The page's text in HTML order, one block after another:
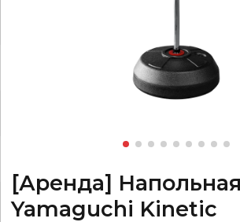
[Аренда]
Yamaguchi Kinetic